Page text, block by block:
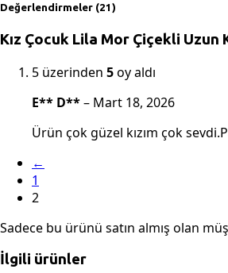
Değerlendirmeler (21)
Kız Çocuk Lila Mor Çiçekli Uzun
5 üzerinden 5oy aldı
E** D**– Mart 18, 2026
Ürün çok güzel kızım çok
←
1
2
Sadece bu ürünü satın almış olan
İlgili ürünler